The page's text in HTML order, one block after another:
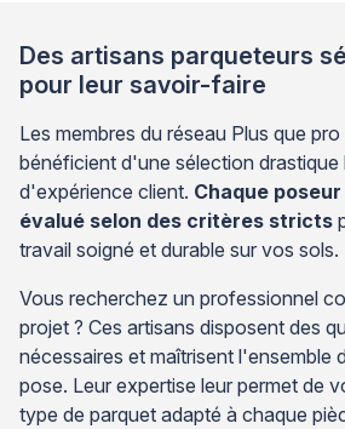
Des artisans parqueteurs
pour leur savoir-faire
Les membres du réseau Plus que
bénéficient d'une sélection drastique
d'expérience client. Chaque
évalué selon des critères stricts
travail soigné et durable sur vos sols.
Vous recherchez un professionnel
projet ? Ces artisans disposent des
nécessaires et maîtrisent l'ensemble
pose. Leur expertise leur permet de
type de parquet adapté à chaque